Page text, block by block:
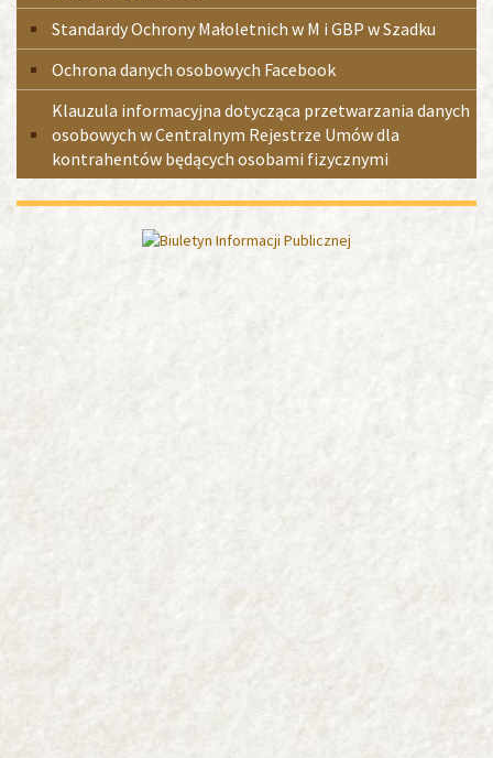
Standardy Ochrony Małoletnich w M i GBP w Szadku
Ochrona danych osobowych Facebook
Klauzula informacyjna dotycząca przetwarzania danych
osobowych w Centralnym Rejestrze Umów dla
kontrahentów będących osobami fizycznymi